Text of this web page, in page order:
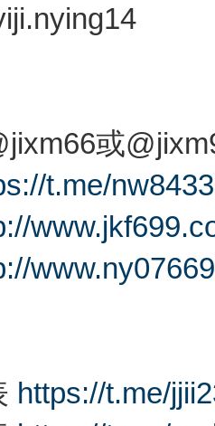
或
t.me/nw8433
https://t.me/